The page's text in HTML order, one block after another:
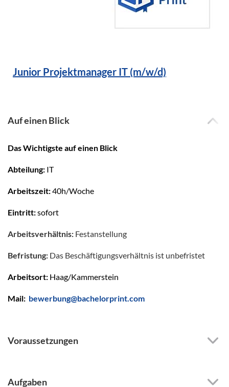
Junior Projektmanager IT (m/w/d)
Auf einen Blick
Das Wichtigste auf einen Blick
Abteilung: IT
Arbeitszeit:40h/Woche
Eintritt:sofort
Arbeitsverhältnis: Festanstellung
Befristung: Das Beschäftigungsverhältnis ist unbefristet
Arbeitsort: Haag/Kammerstein
Mail: bewerbung@bachelorprint.com
Voraussetzungen
Aufgaben